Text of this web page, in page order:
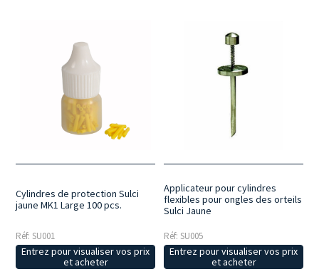
Cylindres de protection Sulci
jaune MK1 Large 100 pcs.
Réf: SU001
Entrez pour visualiser vos prix
et acheter
Applicateur pour cylindres
flexibles pour ongles des orteils
Sulci Jaune
Réf: SU005
Entrez pour visualiser vos prix
et acheter